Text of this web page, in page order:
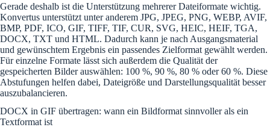
Gerade deshalb ist die Unterstützung mehrerer Dateiformate wichtig.
Konvertus unterstützt unter anderem JPG, JPEG, PNG, WEBP, AVIF,
BMP, PDF, ICO, GIF, TIFF, TIF, CUR, SVG, HEIC, HEIF, TGA,
DOCX, TXT und HTML. Dadurch kann je nach Ausgangsmaterial
und gewünschtem Ergebnis ein passendes Zielformat gewählt werden.
Für einzelne Formate lässt sich außerdem die Qualität der
gespeicherten Bilder auswählen: 100 %, 90 %, 80 % oder 60 %. Diese
Abstufungen helfen dabei, Dateigröße und Darstellungsqualität besser
auszubalancieren.
DOCX in GIF übertragen: wann ein Bildformat sinnvoller als ein
Textformat ist